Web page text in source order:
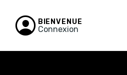
BIENVENUE
Connexion